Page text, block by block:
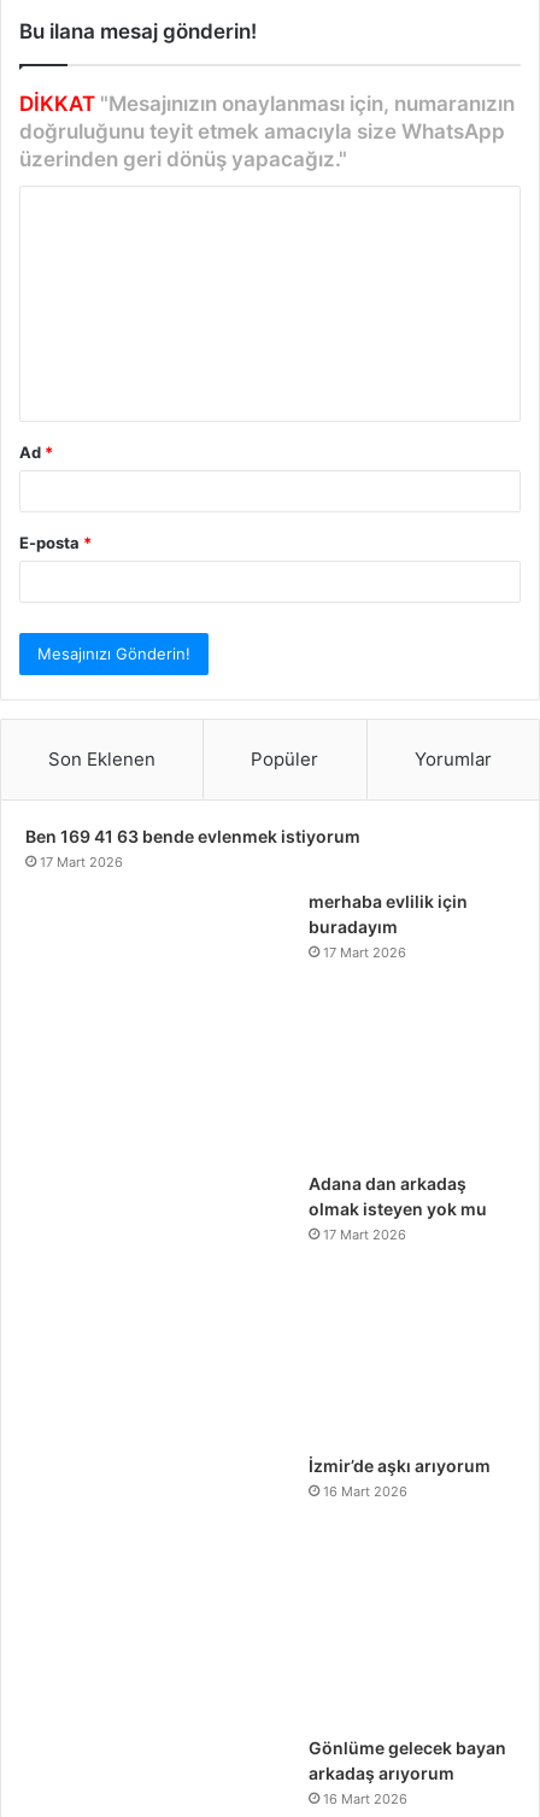
Bu ilana mesaj gönderin!
DİKKAT "Mesajınızın onaylanması için, numaranızın
doğruluğunu teyit etmek amacıyla size WhatsApp
üzerinden geri dönüş yapacağız."
Ad *
E-posta *
Son Eklenen Popüler Yorumlar
Ben 169 41 63 bende evlenmek istiyorum
17 Mart 2026
merhaba evlilik için
buradayım
17 Mart 2026
Adana dan arkadaş
olmak isteyen yok mu
17 Mart 2026
İzmir’de aşkı arıyorum
16 Mart 2026
Gönlüme gelecek bayan
arkadaş arıyorum
16 Mart 2026